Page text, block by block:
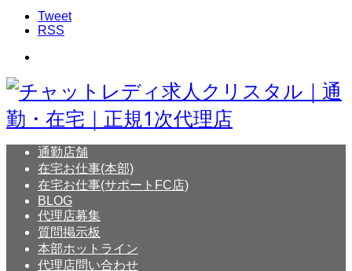
Tweet
RSS
通勤店舗
在宅お仕事(本部)
在宅お仕事(サポートFC店)
BLOG
代理店募集
質問掲示板
本部ホットライン
代理店問い合わせ